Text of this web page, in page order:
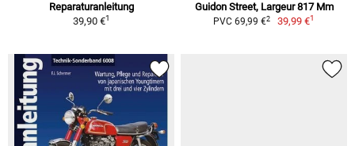
Reparaturanleitung
39,90 €1
Guidon Street, Largeur 817 Mm
PVC 69,99 €2 39,99 €1